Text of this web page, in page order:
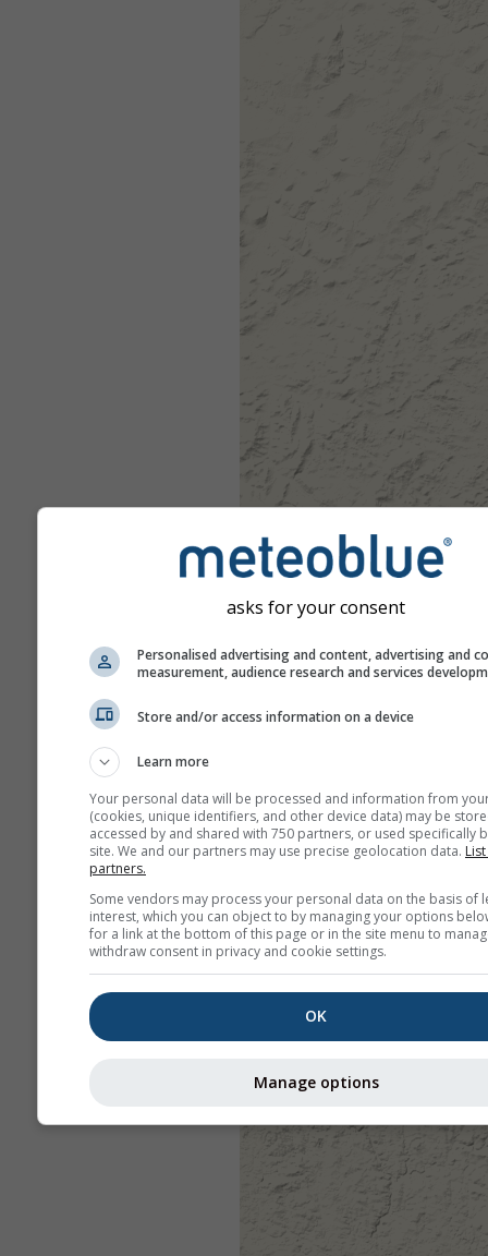
asks for your consent
Personalised advertising and content, advertising and
measurement, audience research and services
Store and/or access information on a device
Learn more
Your personal data will be processed and information from
(cookies, unique identifiers, and other device data) may be
accessed by and shared with 750 partners, or used specifically
site. We and our partners may use precise geolocation data.
partners.
Some vendors may process your personal data on the basis of
interest, which you can object to by managing your options
for a link at the bottom of this page or in the site menu to
withdraw consent in privacy and cookie settings.
OK
Manage options